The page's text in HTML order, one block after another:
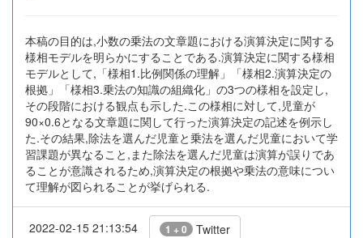
本稿の目的は,小数の乗法の文章題における演算決定に関する
様相モデルを明らかにすることである.演算決定に関する様相
モデルとして,「様相1.比例関係の理解」「様相2.演算決定の
根拠」「様相3.乗法の知識の組織化」の3つの様相を設定し,
その段階における観点も示した.この様相に対して,児童が
90×0.6となる文章題に関して行った演算決定の記述を例示し
た.その結果,除法を選んだ児童と乗法を選んだ児童において学
習課題が異なること,また除法を選んだ児童は演算が誤りであ
ることが意識されるため,演算決定の根拠や乗法の意味につい
て理解が図られることが挙げられる.
2022-02-15 21:13:54 1 + 0 Twitter